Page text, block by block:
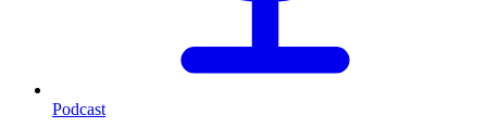
Podcast